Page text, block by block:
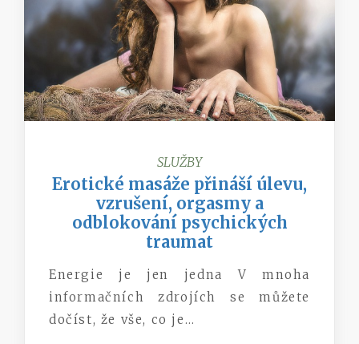
SLUŽBY
Erotické masáže přináší úlevu,
vzrušení, orgasmy a
odblokování psychických
traumat
Energie je jen jedna V mnoha
informačních zdrojích se můžete
dočíst, že vše, co je…